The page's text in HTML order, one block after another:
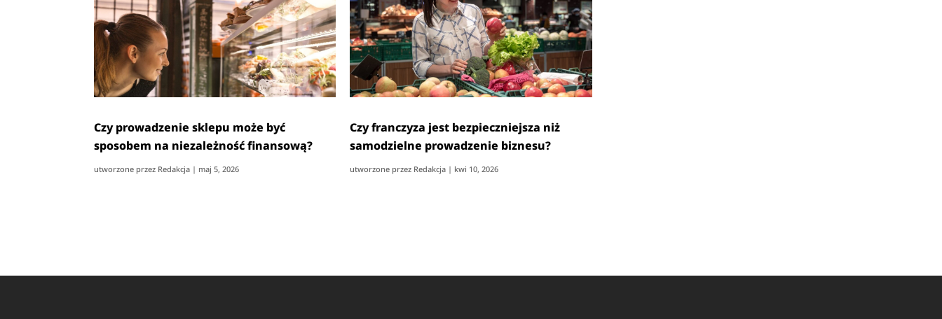
Czy prowadzenie sklepu może być
sposobem na niezależność finansową?
utworzone przez Redakcja | maj 5, 2026
Czy franczyza jest bezpieczniejsza niż
samodzielne prowadzenie biznesu?
utworzone przez Redakcja | kwi 10, 2026